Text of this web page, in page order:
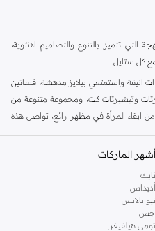
التي تتميز بالتنوع والتصاميم الانثوية،
كل ستايل.
انيقة واستمتعي ببلايز مدهشة، فساتين
وتيشيرتات كت، ومجموعة متنوعة من
ابقاء المرأة في مظهر رائع، تواصل هذه
البحث عن فستان مثالي للحفلات او
باكثر من الف ستايل من مجموعة
أشهر الماركات
نايك
أديداس
نيو بالانس
جس
تومي هيلفيغر